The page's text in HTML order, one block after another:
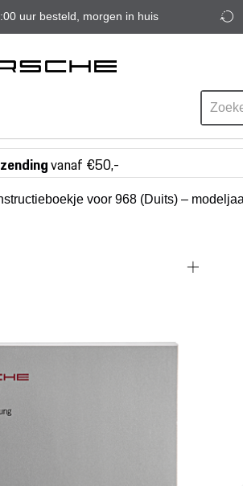
uur besteld, morgen in huis
vanaf €50,-
voor 968 (Duits) –